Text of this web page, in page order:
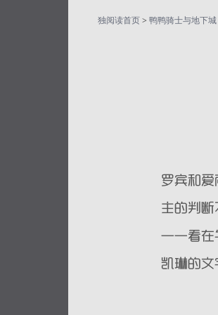
独阅读首页> 鸭鸭骑士与地下城